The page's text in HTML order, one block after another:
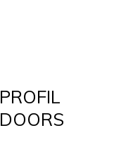
PROFIL
DOORS